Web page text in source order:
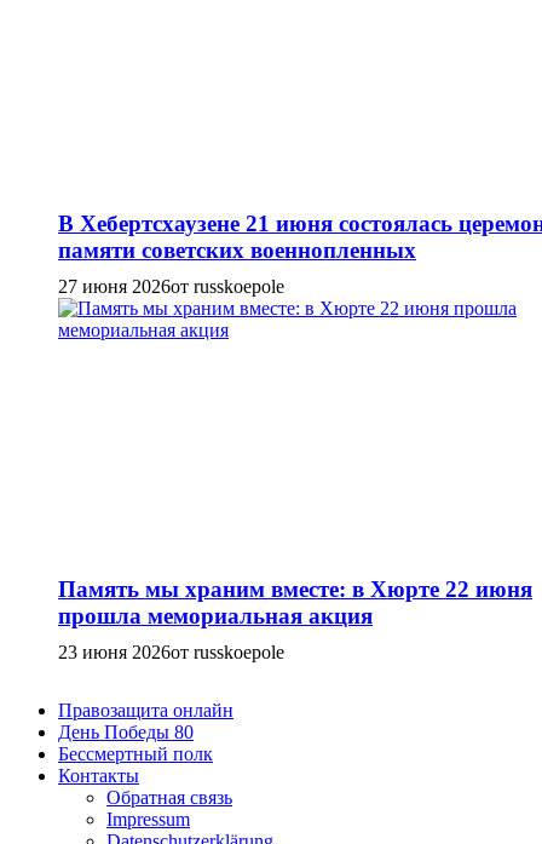
В Хебертсхаузене 21 июня состоялась
памяти советских военнопленных
27 июня 2026от russkoepole
Память мы храним вместе: в Хюрте 22 июня
прошла мемориальная акция
23 июня 2026от russkoepole
Правозащита онлайн
День Победы 80
Бессмертный полк
Контакты
Обратная связь
Impressum